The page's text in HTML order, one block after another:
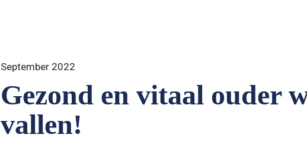
September 2022
Gezond en vitaal ouder
vallen!